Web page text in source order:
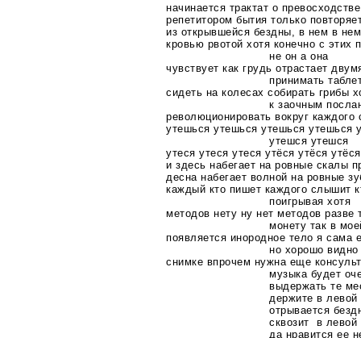
начинается трактат о
репетитором бытия только
из открывшейся бездны, в нем в
кровью рвотой хотя конечно с
не он а она
чувствует как грудь отрастает
принимать
сидеть на колесах собирать грибы
к заочным
революционировать вокруг
утешься утешься утешься утешься
утешся утешся
утеся утеся утеся утёся утёся
и здесь набегает на ровные скалы
десна набегает волной на ровные
каждый кто пишет каждого слышит
поигрывая хотя
методов нету ну нет методов
монету так в
появляется инородное тело я сама
но хорошо видно
снимке впрочем нужна еще
музыка будет
выдержать те
держите в левой
отрывается
сквозит в левой
да нравится ее